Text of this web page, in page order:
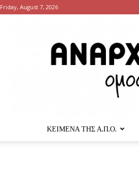
Friday, August 7, 2026
ΚΕΙΜΕΝΑ ΤΗΣ Α.Π.Ο.